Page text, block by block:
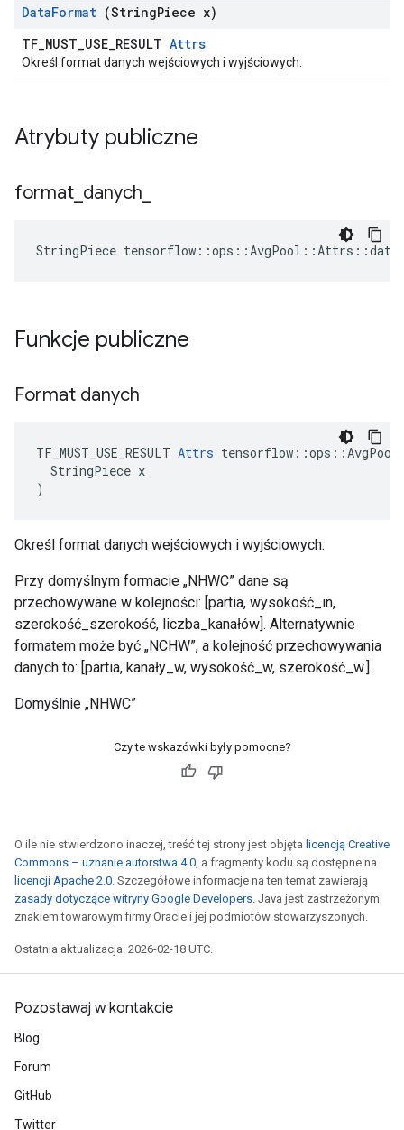
DataFormat (StringPiece x)
TF_MUST_USE_RESULT Attrs
Określ format danych wejściowych i wyjściowych.
Atrybuty publiczne
format danych
StringPiece
Funkcje publiczne
Format danych
TF_MUST_USE_RESULT Attrs
  StringPiece x
)
Określ format danych wejściowych i wyjściowych.
Przy domyślnym formacie „NHWC” dane są
przechowywane w kolejności: [partia, wysokość_in,
szerokość_szerokość, liczba_kanałów]. Alternatywnie
formatem może być „NCHW”, a kolejność przechowywania
danych to: [partia, kanały_w, wysokość_w, szerokość_w.].
Domyślnie „NHWC”
Czy te wskazówki były pomocne?
O ile nie stwierdzono inaczej, treść tej strony jest objęta licencją Creative
Commons – uznanie autorstwa 4.0, a fragmenty kodu są dostępne na
licencji Apache 2.0. Szczegółowe informacje na ten temat zawierają
zasady dotyczące witryny Google Developers. Java jest zastrzeżonym
znakiem towarowym firmy Oracle i jej podmiotów stowarzyszonych.
Ostatnia aktualizacja: 2026-02-18 UTC.
Pozostawaj w kontakcie
Blog
Forum
GitHub
Twitter